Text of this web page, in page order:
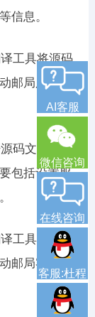
信息。
工具将源码
邮局服务器
码文件中的
包括设置服
工具将源码
邮局客户端
AI客服
微信咨询
在线咨询
客服:杜程